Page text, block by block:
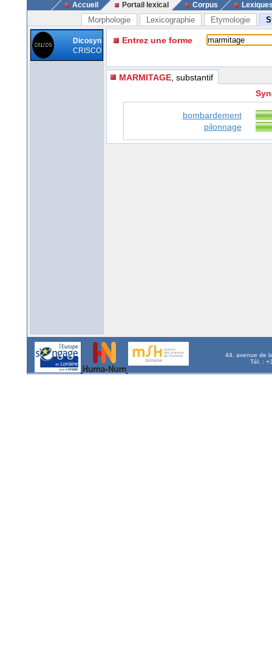
Accueil Portail lexical Corpus
Morphologie Lexicographie Etymologie
Dicosyn
CRISCO
Entrez une forme
MARMITAGE , substantif
bombardement
pilonnage
44, avenue de
Tél. :